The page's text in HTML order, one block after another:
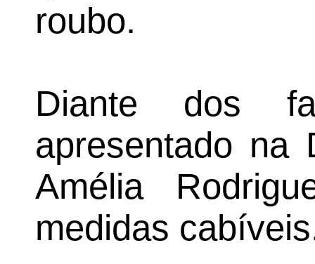
roubo.
Diante dos
apresentado na
Amélia
medidas